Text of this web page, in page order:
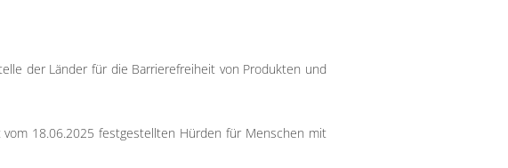
der Länder für die Barrierefreiheit von Produkten und
18.06.2025 festgestellten Hürden für Menschen mit